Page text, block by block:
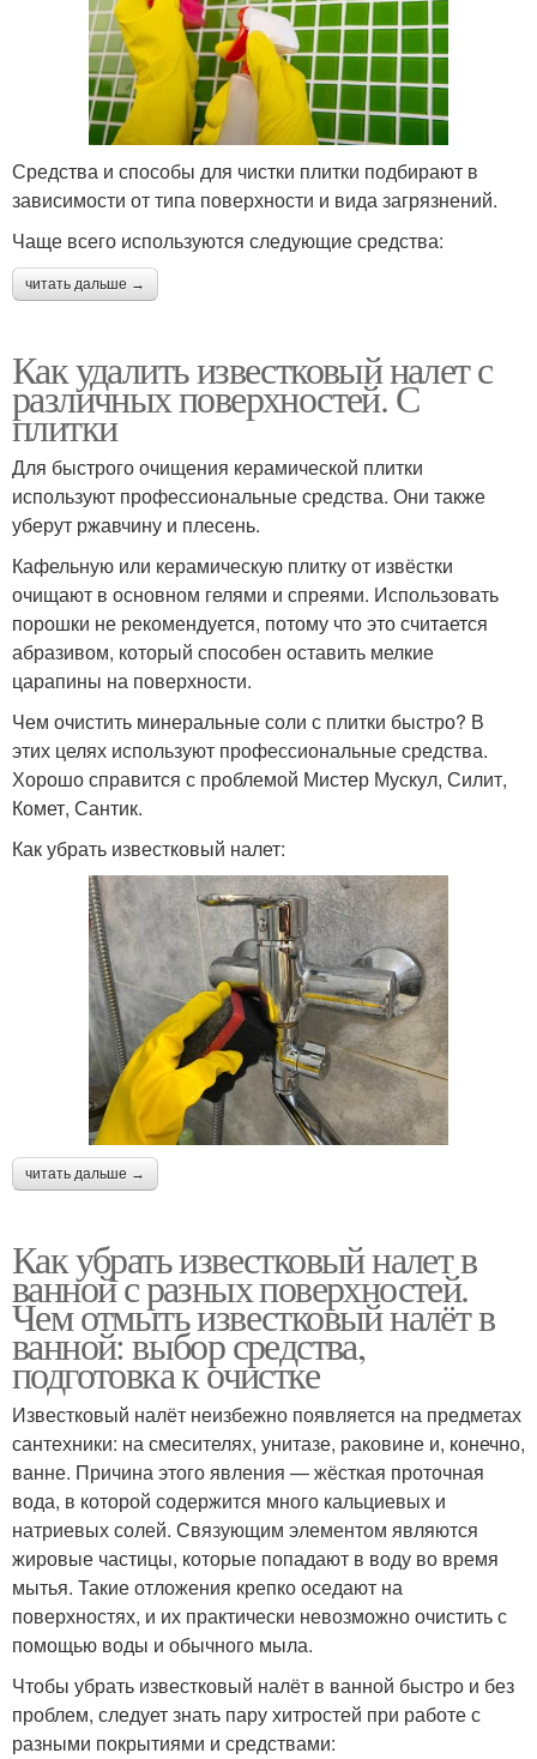
Средства и способы для чистки плитки подбирают в
зависимости от типа поверхности и вида загрязнений.
Чаще всего используются следующие средства:
читать дальше →
Как удалить известковый налет с
различных поверхностей. С
плитки
Для быстрого очищения керамической плитки
используют профессиональные средства. Они также
уберут ржавчину и плесень.
Кафельную или керамическую плитку от извёстки
очищают в основном гелями и спреями. Использовать
порошки не рекомендуется, потому что это считается
абразивом, который способен оставить мелкие
царапины на поверхности.
Чем очистить минеральные соли с плитки быстро? В
этих целях используют профессиональные средства.
Хорошо справится с проблемой Мистер Мускул, Силит,
Комет, Сантик.
Как убрать известковый налет:
читать дальше →
Как убрать известковый налет в
ванной с разных поверхностей.
Чем отмыть известковый налёт в
ванной: выбор средства,
подготовка к очистке
Известковый налёт неизбежно появляется на предметах
сантехники: на смесителях, унитазе, раковине и, конечно,
ванне. Причина этого явления — жёсткая проточная
вода, в которой содержится много кальциевых и
натриевых солей. Связующим элементом являются
жировые частицы, которые попадают в воду во время
мытья. Такие отложения крепко оседают на
поверхностях, и их практически невозможно очистить с
помощью воды и обычного мыла.
Чтобы убрать известковый налёт в ванной быстро и без
проблем, следует знать пару хитростей при работе с
разными покрытиями и средствами: